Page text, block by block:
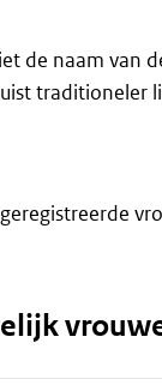
de naam van
traditioneler